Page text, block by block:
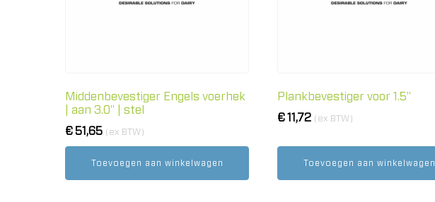
Middenbevestiger Engels voerhek
| aan 3.0" | stel
€51,65 (ex BTW)
Toevoegen aan winkelwagen
Plankbevestiger voor 1.5"
€11,72 (ex BTW)
Toevoegen aan winkelwagen